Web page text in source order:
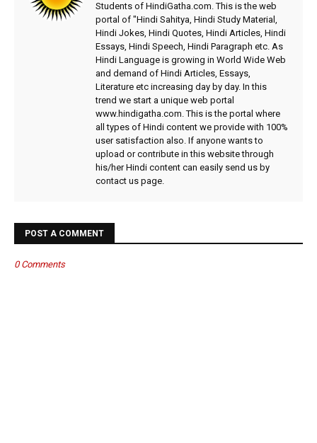
Students of HindiGatha.com. This is the web
portal of "Hindi Sahitya, Hindi Study Material,
Hindi Jokes, Hindi Quotes, Hindi Articles, Hindi
Essays, Hindi Speech, Hindi Paragraph etc. As
Hindi Language is growing in World Wide Web
and demand of Hindi Articles, Essays,
Literature etc increasing day by day. In this
trend we start a unique web portal
www.hindigatha.com. This is the portal where
all types of Hindi content we provide with 100%
user satisfaction also. If anyone wants to
upload or contribute in this website through
his/her Hindi content can easily send us by
contact us page.
POST A COMMENT
0 Comments